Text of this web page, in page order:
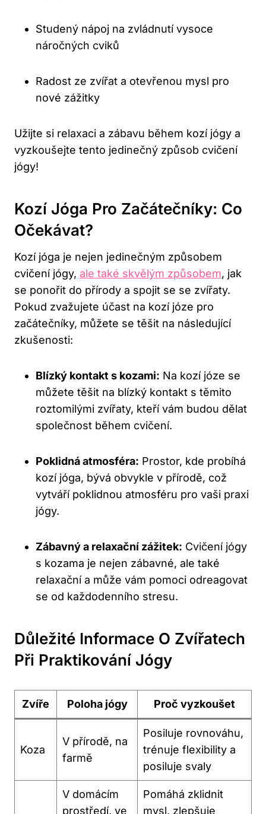
Studený nápoj na zvládnutí vysoce
náročných cviků
Radost ze ‍zvířat a ⁣otevřenou mysl pro
nové zážitky
Užijte si relaxaci a zábavu během kozí jógy a
vyzkoušejte tento ⁢jedinečný způsob cvičení
jógy!
Kozí ​jóga Pro Začátečníky: Co
Očekávat?
Kozí⁤ jóga je‍ nejen jedinečným způsobem
cvičení jógy, ale také skvělým způsobem, jak‌
se ⁤ponořit do přírody a spojit ⁣se se zvířaty.
Pokud zvažujete účast na kozí józe pro
začátečníky, můžete se těšit ⁤na následující
zkušenosti:
Blízký kontakt s kozami: Na kozí józe⁢ se
můžete ⁢těšit⁤ na blízký kontakt s těmito
roztomilými zvířaty, kteří ⁣vám budou⁣ dělat
společnost‍ během‍ cvičení.
Poklidná atmosféra: Prostor, kde probíhá
kozí jóga, bývá obvykle v přírodě, což
vytváří poklidnou atmosféru pro‍ vaši praxi
jógy.
Zábavný⁤ a relaxační zážitek: Cvičení jógy
s kozama je nejen zábavné, ale také
relaxační a může vám ⁤pomoci odreagovat⁣
se od každodenního stresu.
Důležité ⁤informace O Zvířatech
Při Praktikování Jógy
Zvíře Poloha ⁣jógy Proč vyzkoušet
Koza
V ⁢přírodě, na
farmě
Posiluje rovnováhu,
trénuje flexibility a
posiluje svaly
V domácím
⁣prostředí, ve
Pomáhá zklidnit
mysl, zlepšuje